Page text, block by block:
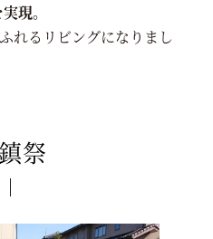
現。
れるリビングになりまし
祭